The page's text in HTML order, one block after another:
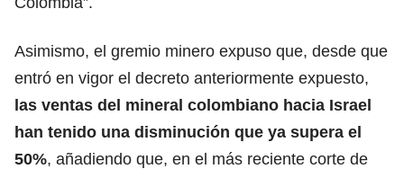
Asimismo, el gremio minero expuso que, desde que
entró en vigor el decreto anteriormente expuesto,
las ventas del mineral colombiano hacia Israel
han tenido una disminución que ya supera el
50%, añadiendo que, en el más reciente corte de